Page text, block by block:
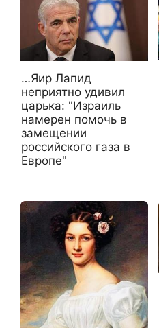
…Яир Лапид
неприятно удивил
царька: "Израиль
намерен помочь в
замещении
российского газа в
Европе"